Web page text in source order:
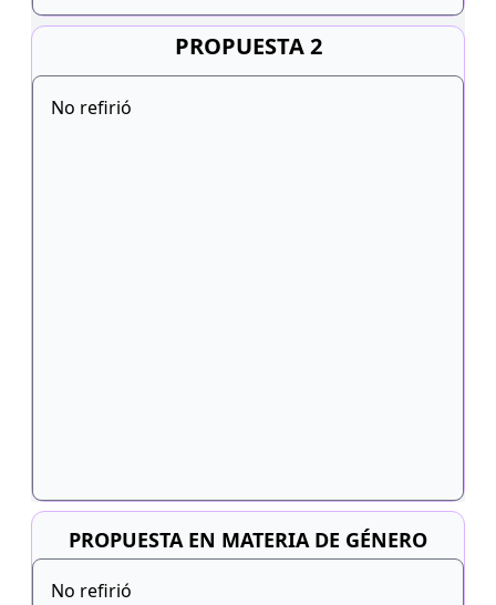
PROPUESTA 2
No refirió
PROPUESTA EN MATERIA DE GÉNERO
No refirió